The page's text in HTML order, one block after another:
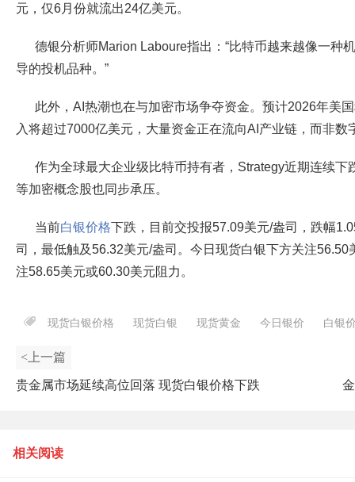
元，仅6月份就流出24亿美元。
德银分析师Marion Laboure指出：“比特币越来越像一种
导的投机品种。”
此外，AI热潮也在与加密市场争夺资金。预计2026年美
入将超过7000亿美元，大量资金正在流向AI产业链，而非数
作为全球最大企业级比特币持有者，Strategy近期连续
等加密概念股也同步承压。
当前白银价格下跌，目前交投报57.09美元/盎司，跌幅
司，最低触及56.32美元/盎司。今日现货白银下方关注56.50
注58.65美元或60.30美元阻力。
现货白银价格 现货白银 现货黄金 今日银价 白银
<上一篇
贵金属市场延续高位回落 现货白银价格下跌
相关阅读